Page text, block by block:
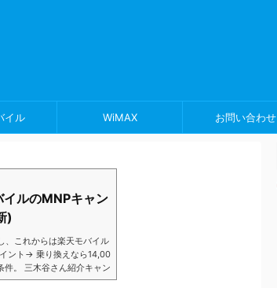
イル WiMAX お問い合わせ
イルのMNPキャン
)
、これからは楽天モバイル
ント→ 乗り換えなら14,00
。 三木谷さん紹介キャン
もでもOK背水の陣の楽天